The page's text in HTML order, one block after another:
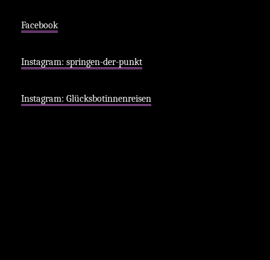
Facebook
Instagram: springen-der-punkt
Instagram: Glücksbotinnenreisen